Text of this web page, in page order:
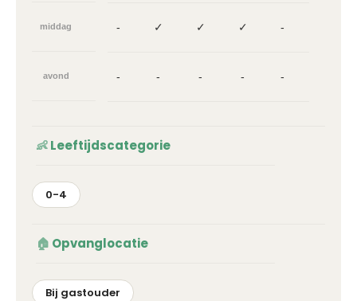
middag - ✓ ✓ ✓ -
avond - - - - -
Leeftijdscategorie
0-4
Opvanglocatie
Bij gastouder